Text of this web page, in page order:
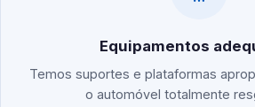
Equipamentos
Temos suportes e plataformas
o automóvel totalmente